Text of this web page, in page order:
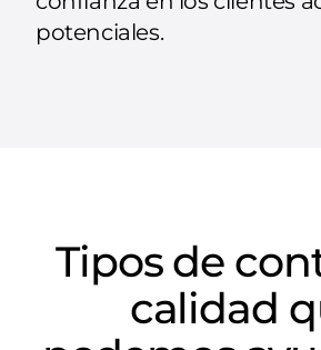
potenciales.
Tipos de
calidad